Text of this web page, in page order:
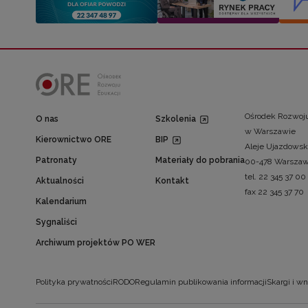
O nas
Kierownictwo ORE
Patronaty
Aktualności
Kalendarium
Sygnaliści
Archiwum projektów PO WER
Szkolenia
BIP
Materiały do pobrania
Kontakt
Ośrodek
w Warszawie
Aleje
00-478
tel. 22 345 37 00
fax 22 345 37 70
Polityka prywatnościRODORegulamin publikowania informacjiSkargi i